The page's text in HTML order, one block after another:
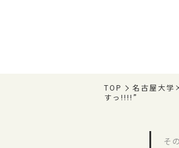
TOP 名古屋大学
すっ!!!!”
そ